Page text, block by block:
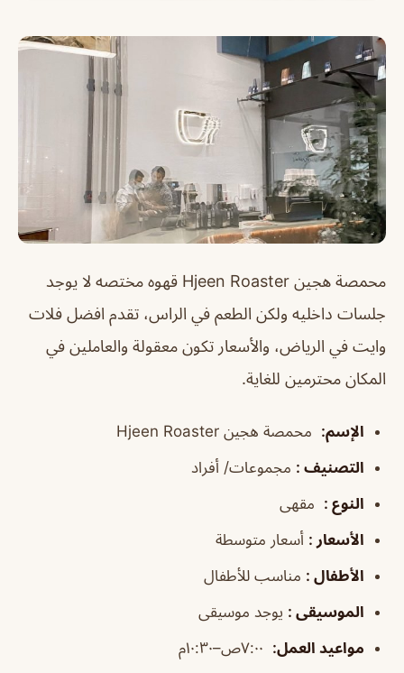
محمصة هجين Hjeen Roaster قهوه مختصه لا يوجد
جلسات داخليه ولكن الطعم في الراس، تقدم افضل فلات
وايت في الرياض، والأسعار تكون معقولة والعاملين في
المكان محترمين للغاية.
الإسم: محمصة هجين Hjeen Roaster
التصنيف : مجموعات/ أفراد
النوع : مقهى
الأسعار : أسعار متوسطة
الأطفال : مناسب للأطفال
الموسيقى : يوجد موسيقى
مواعيد العمل: